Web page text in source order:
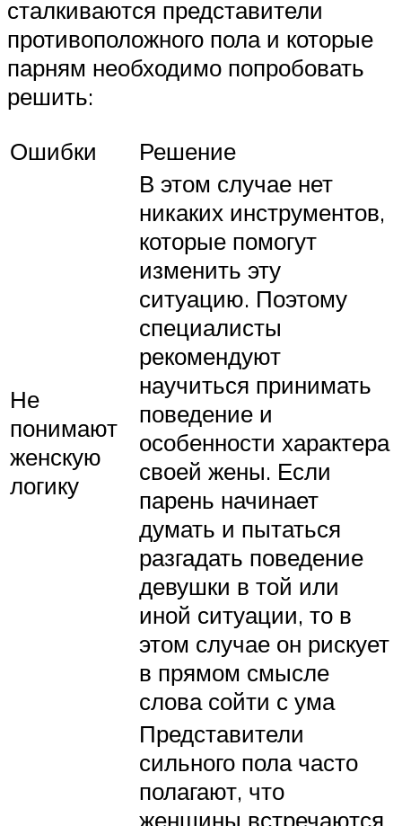
сталкиваются представители
противоположного пола и которые
парням необходимо попробовать
решить:
Ошибки
Решение
Не
понимают
женскую
логику
В этом случае нет
никаких инструментов,
которые помогут
изменить эту
ситуацию. Поэтому
специалисты
рекомендуют
научиться принимать
поведение и
особенности характера
своей жены. Если
парень начинает
думать и пытаться
разгадать поведение
девушки в той или
иной ситуации, то в
этом случае он рискует
в прямом смысле
слова сойти с ума
Представители
сильного пола часто
полагают, что
женщины встречаются